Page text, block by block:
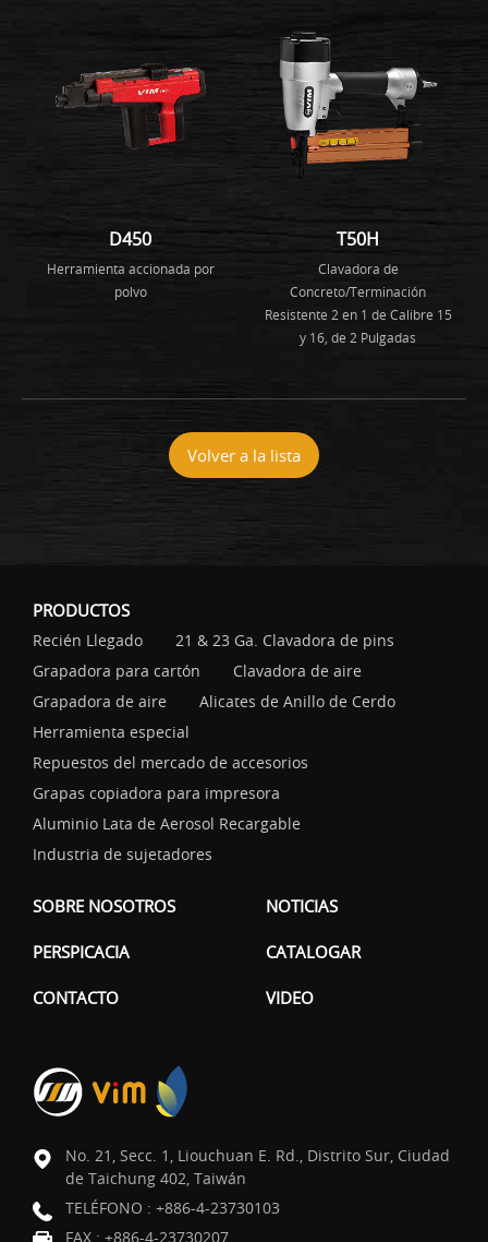
D450
Herramienta accionada por
polvo
T50H
Clavadora de
Concreto/Terminación
Resistente 2 en 1 de Calibre 15
y 16, de 2 Pulgadas
Volver a la lista
PRODUCTOS
Recién Llegado
21 & 23 Ga. Clavadora de pins
Grapadora para cartón
Clavadora de aire
Grapadora de aire
Alicates de Anillo de Cerdo
Herramienta especial
Repuestos del mercado de accesorios
Grapas copiadora para impresora
Aluminio Lata de Aerosol Recargable
Industria de sujetadores
SOBRE NOSOTROS NOTICIAS
PERSPICACIA CATALOGAR
CONTACTO VIDEO
No. 21, Secc. 1, Liouchuan E. Rd., Distrito Sur, Ciudad
de Taichung 402, Taiwán
TELÉFONO : +886-4-23730103
FAX : +886-4-23730207